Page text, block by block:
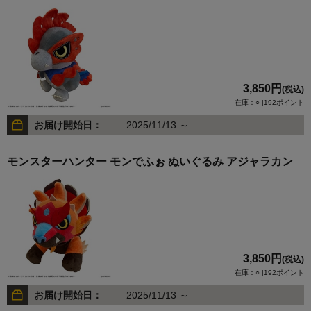
3,850円 (税込)
在庫：○ |192ポイント
お届け開始日： 2025/11/13 ～
モンスターハンター モンでふぉ ぬいぐるみ アジャラカン
3,850円 (税込)
在庫：○ |192ポイント
お届け開始日： 2025/11/13 ～